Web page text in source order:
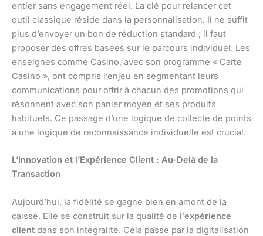
entier sans engagement réel. La clé pour relancer cet
outil classique réside dans la personnalisation. Il ne suffit
plus d’envoyer un bon de réduction standard ; il faut
proposer des offres basées sur le parcours individuel. Les
enseignes comme Casino, avec son programme « Carte
Casino », ont compris l’enjeu en segmentant leurs
communications pour offrir à chacun des promotions qui
résonnent avec son panier moyen et ses produits
habituels. Ce passage d’une logique de collecte de points
à une logique de reconnaissance individuelle est crucial.
L’Innovation et l’Expérience Client : Au-Delà de la
Transaction
Aujourd’hui, la fidélité se gagne bien en amont de la
caisse. Elle se construit sur la qualité de l’expérience
client dans son intégralité. Cela passe par la digitalisation